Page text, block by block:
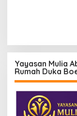
Yayasan Mulia
Rumah Duka